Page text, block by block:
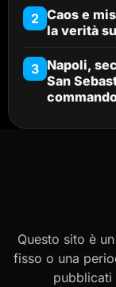
2 Caos e
la verità
3 Napoli,
San
Questo sito è
fisso o una
pubblicati